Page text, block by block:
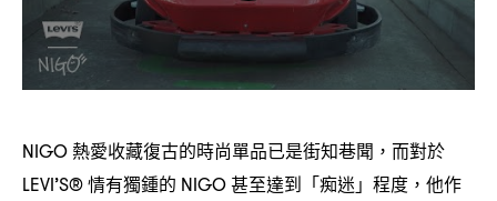
NIGO 熱愛收藏復古的時尚單品已是街知巷聞 ， 而對於
LEVI’S®情有獨鍾的 NIGO甚至達到「痴迷」程度 ， 他作